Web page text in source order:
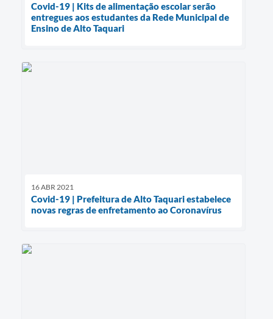
Covid-19 | Kits de alimentação escolar serão
entregues aos estudantes da Rede Municipal de
Ensino de Alto Taquari
16 ABR 2021
Covid-19 | Prefeitura de Alto Taquari estabelece
novas regras de enfretamento ao Coronavírus